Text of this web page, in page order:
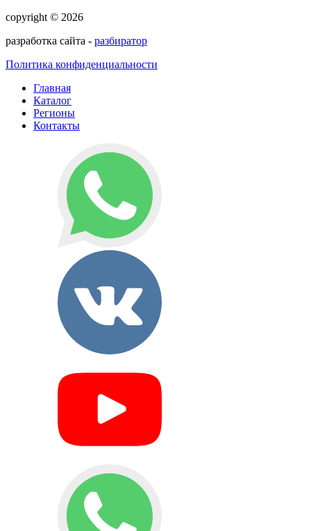
copyright © 2026
разработка сайта - разбиратор
Политика конфиденциальности
Главная
Каталог
Регионы
Контакты